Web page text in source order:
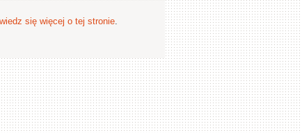
się więcej o tej stronie.